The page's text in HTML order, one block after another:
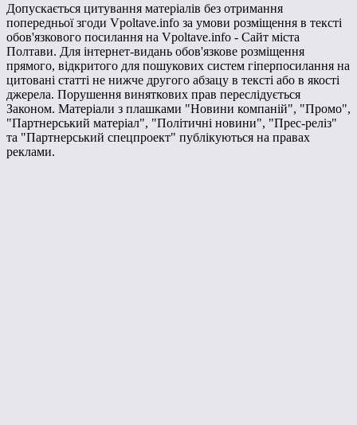
Допускається цитування матеріалів без отримання
попередньої згоди Vpoltave.info за умови розміщення в тексті
обов'язкового посилання на Vpoltave.info - Сайт міста
Полтави. Для інтернет-видань обов'язкове розміщення
прямого, відкритого для пошукових систем гіперпосилання на
цитовані статті не нижче другого абзацу в тексті або в якості
джерела. Порушення виняткових прав переслідується
Законом. Матеріали з плашками "Новини компаній", "Промо",
"Партнерський матеріал", "Політичні новини", "Прес-реліз"
та "Партнерський спецпроект" публікуються на правах
реклами.